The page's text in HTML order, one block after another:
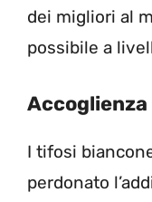
dei migliori al
possibile a
I tifosi
perdonato